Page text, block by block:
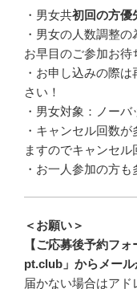
・ 男女共初回の方優
・ 男女の人数調整の
お早目のご参加お待
・お申し込みの際
さい！
・男女対象：ノーバ
・キャンセル回数
ますのでキャンセル
・お一人参加の方も
＜お願い＞
【ご応募後予約フ
pt.club」からメール
届かない場合はア